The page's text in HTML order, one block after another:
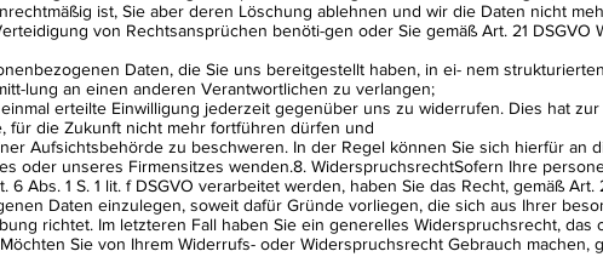
ist, Sie aber deren Löschung ablehnen und wir die Daten nicht
von Rechtsansprüchen benöti-gen oder Sie gemäß Art. 21
Daten, die Sie uns bereitgestellt haben, in ei- nem
lung an einen anderen Verantwortlichen zu verlangen;
einmal erteilte Einwilligung jederzeit gegenüber uns zu widerrufen. Dies hat
für die Zukunft nicht mehr fortführen dürfen und
Aufsichtsbehörde zu beschweren. In der Regel können Sie sich hierfür an
oder unseres Firmensitzes wenden.8. WiderspruchsrechtSofern Ihre
Abs. 1 S. 1 lit. f DSGVO verarbeitet werden, haben Sie das Recht, gemäß
Daten einzulegen, soweit dafür Gründe vorliegen, die sich aus Ihrer
richtet. Im letzteren Fall haben Sie ein generelles Widerspruchsrecht, das
Sie von Ihrem Widerrufs- oder Widerspruchsrecht Gebrauch machen,